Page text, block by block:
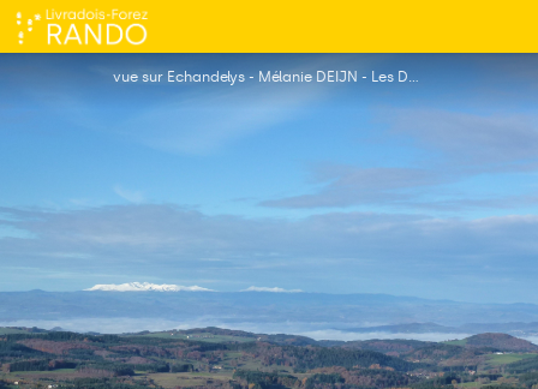
vue sur Echandelys - Mélanie DEIJN - Les Deux Frères